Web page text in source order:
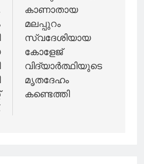
കാണാതായ
മലപ്പുറം
സ്വദേശിയായ
കോളേജ്
വിദ്യാർത്ഥിയുടെ
മൃതദേഹം
കണ്ടെത്തി